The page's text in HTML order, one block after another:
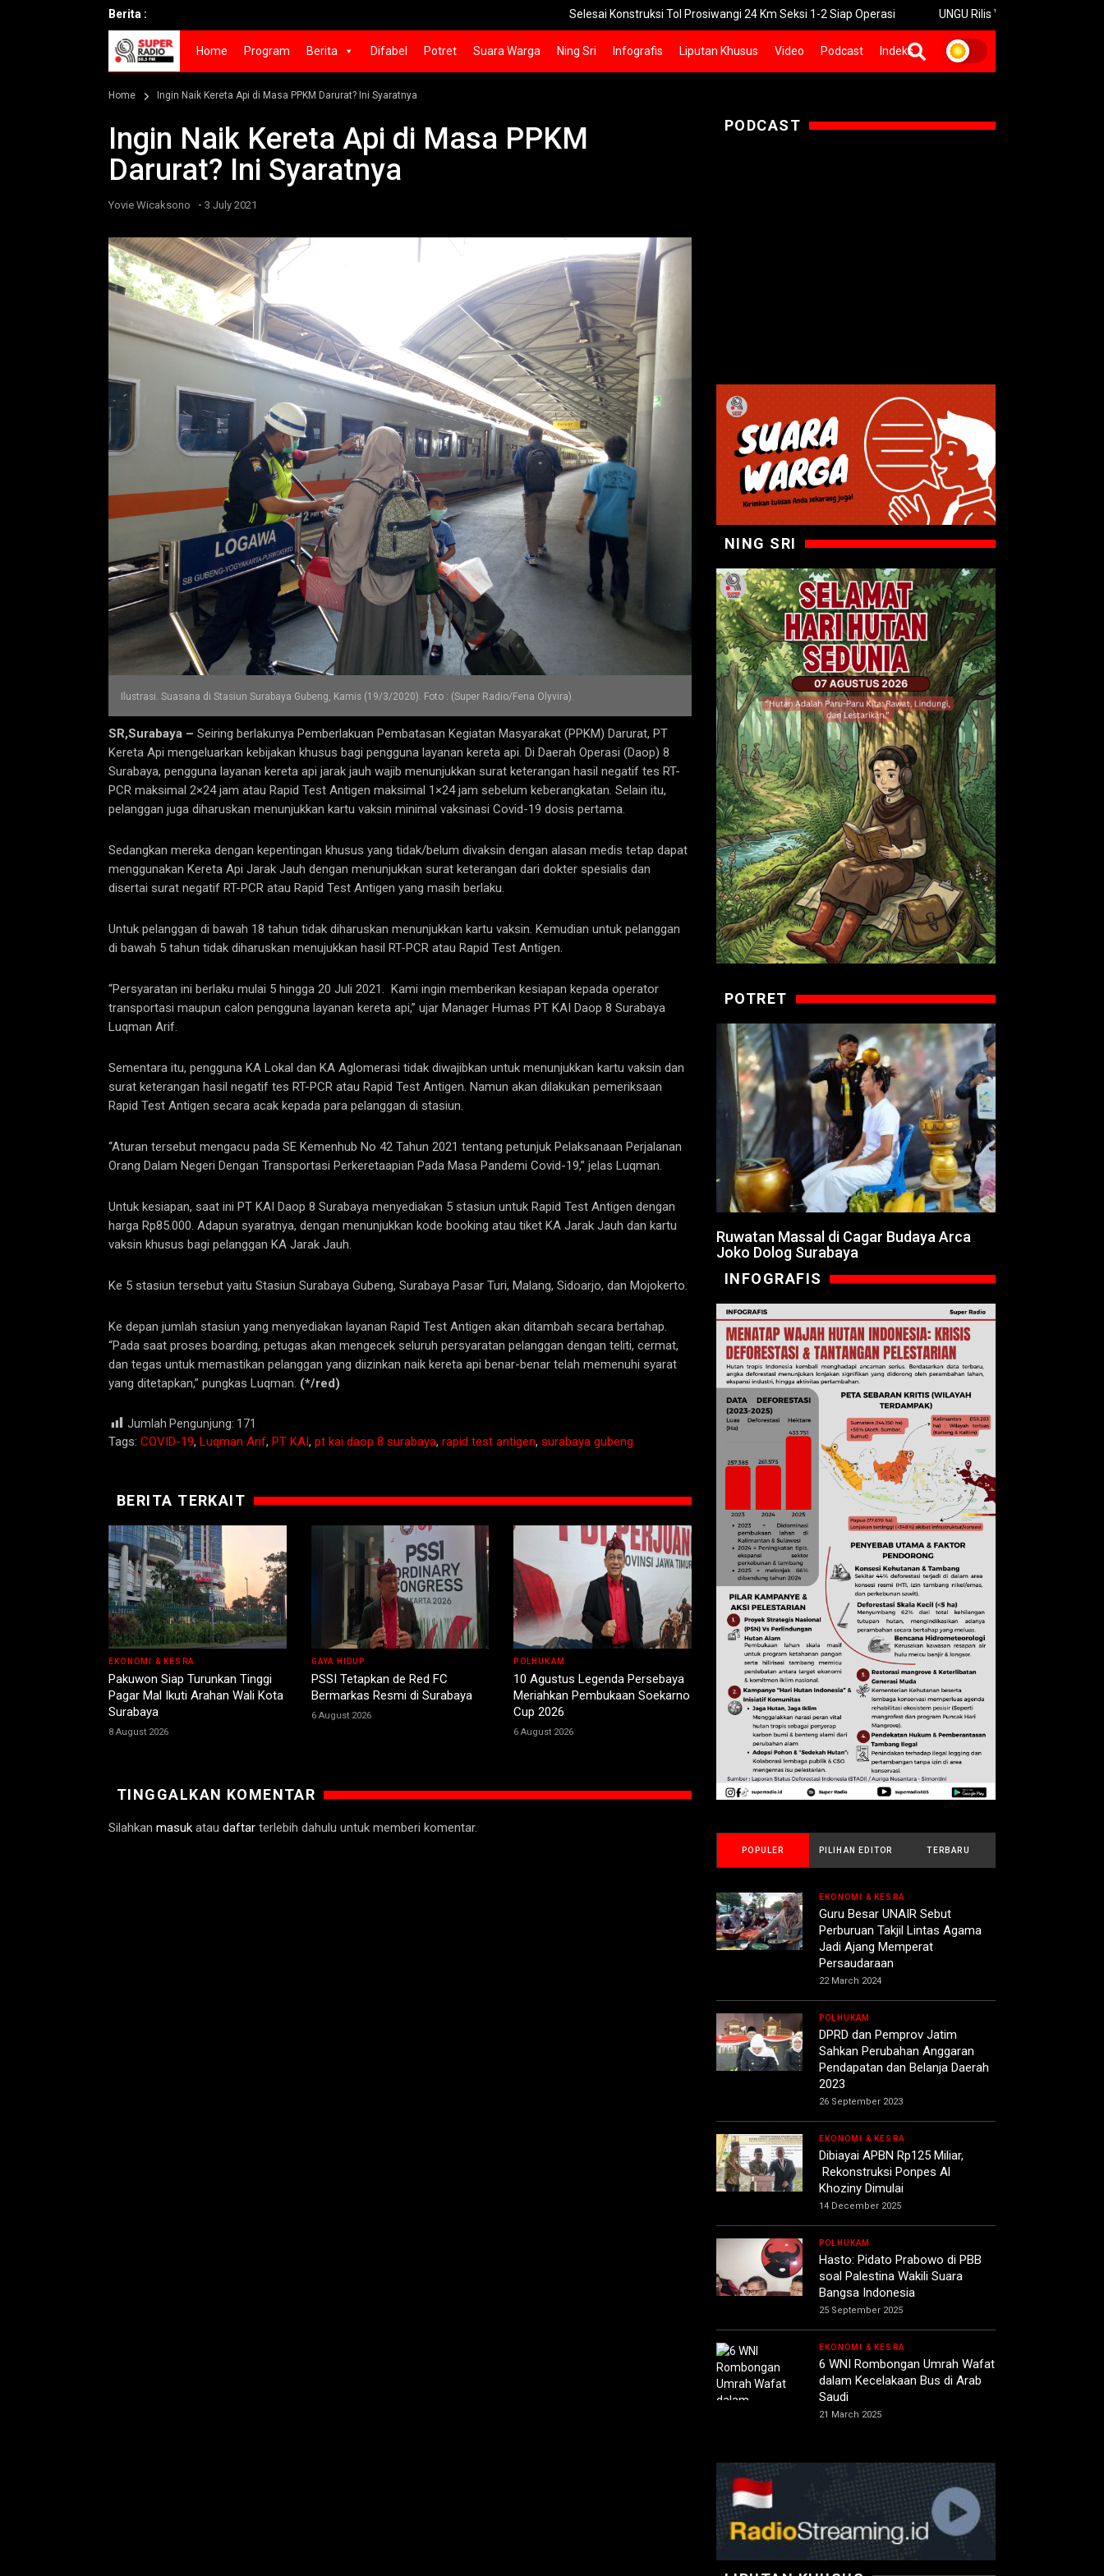
Berita : Selesai Konstruksi Tol Prosiwangi 24 Km Seksi 1-2 Siap Operasi UNGU Rilis Video Musik “Utara-Selatan”
Home Program Berita Difabel Potret Suara Warga Ning Sri Infografis Liputan Khusus Video Podcast Indeks
Home Ingin Naik Kereta Api di Masa PPKM Darurat? Ini Syaratnya
Ingin Naik Kereta Api di Masa PPKM
Darurat? Ini Syaratnya
Yovie Wicaksono - 3 July 2021
Ilustrasi. Suasana di Stasiun Surabaya Gubeng, Kamis (19/3/2020). Foto : (Super Radio/Fena Olyvira).
SR,Surabaya – Seiring berlakunya Pemberlakuan Pembatasan Kegiatan Masyarakat (PPKM) Darurat, PT
Kereta Api mengeluarkan kebijakan khusus bagi pengguna layanan kereta api. Di Daerah Operasi (Daop) 8
Surabaya, pengguna layanan kereta api jarak jauh wajib menunjukkan surat keterangan hasil negatif tes RT-
PCR maksimal 2×24 jam atau Rapid Test Antigen maksimal 1×24 jam sebelum keberangkatan. Selain itu,
pelanggan juga diharuskan menunjukkan kartu vaksin minimal vaksinasi Covid-19 dosis pertama.
Sedangkan mereka dengan kepentingan khusus yang tidak/belum divaksin dengan alasan medis tetap dapat
menggunakan Kereta Api Jarak Jauh dengan menunjukkan surat keterangan dari dokter spesialis dan
disertai surat negatif RT-PCR atau Rapid Test Antigen yang masih berlaku.
Untuk pelanggan di bawah 18 tahun tidak diharuskan menunjukkan kartu vaksin. Kemudian untuk pelanggan
di bawah 5 tahun tidak diharuskan menujukkan hasil RT-PCR atau Rapid Test Antigen.
“Persyaratan ini berlaku mulai 5 hingga 20 Juli 2021. Kami ingin memberikan kesiapan kepada operator
transportasi maupun calon pengguna layanan kereta api,” ujar Manager Humas PT KAI Daop 8 Surabaya
Luqman Arif.
Sementara itu, pengguna KA Lokal dan KA Aglomerasi tidak diwajibkan untuk menunjukkan kartu vaksin dan
surat keterangan hasil negatif tes RT-PCR atau Rapid Test Antigen. Namun akan dilakukan pemeriksaan
Rapid Test Antigen secara acak kepada para pelanggan di stasiun.
“Aturan tersebut mengacu pada SE Kemenhub No 42 Tahun 2021 tentang petunjuk Pelaksanaan Perjalanan
Orang Dalam Negeri Dengan Transportasi Perkeretaapian Pada Masa Pandemi Covid-19,” jelas Luqman.
Untuk kesiapan, saat ini PT KAI Daop 8 Surabaya menyediakan 5 stasiun untuk Rapid Test Antigen dengan
harga Rp85.000. Adapun syaratnya, dengan menunjukkan kode booking atau tiket KA Jarak Jauh dan kartu
vaksin khusus bagi pelanggan KA Jarak Jauh.
Ke 5 stasiun tersebut yaitu Stasiun Surabaya Gubeng, Surabaya Pasar Turi, Malang, Sidoarjo, dan Mojokerto.
Ke depan jumlah stasiun yang menyediakan layanan Rapid Test Antigen akan ditambah secara bertahap.
“Pada saat proses boarding, petugas akan mengecek seluruh persyaratan pelanggan dengan teliti, cermat,
dan tegas untuk memastikan pelanggan yang diizinkan naik kereta api benar-benar telah memenuhi syarat
yang ditetapkan,” pungkas Luqman. (*/red)
Jumlah Pengunjung: 171
Tags: COVID-19, Luqman Arif, PT KAI, pt kai daop 8 surabaya, rapid test antigen, surabaya gubeng
BERITA TERKAIT
EKONOMI & KESRA
Pakuwon Siap Turunkan Tinggi
Pagar Mal Ikuti Arahan Wali Kota
Surabaya
8 August 2026
GAYA HIDUP
PSSI Tetapkan de Red FC
Bermarkas Resmi di Surabaya
6 August 2026
POLHUKAM
10 Agustus Legenda Persebaya
Meriahkan Pembukaan Soekarno
Cup 2026
6 August 2026
TINGGALKAN KOMENTAR
Silahkan masuk atau daftar terlebih dahulu untuk memberi komentar.
PODCAST
NING SRI
POTRET
Ruwatan Massal di Cagar Budaya Arca
Joko Dolog Surabaya
INFOGRAFIS
POPULER PILIHAN EDITOR TERBARU
EKONOMI & KESRA
Guru Besar UNAIR Sebut
Perburuan Takjil Lintas Agama
Jadi Ajang Memperat
Persaudaraan
22 March 2024
POLHUKAM
DPRD dan Pemprov Jatim
Sahkan Perubahan Anggaran
Pendapatan dan Belanja Daerah
2023
26 September 2023
EKONOMI & KESRA
Dibiayai APBN Rp125 Miliar,
Rekonstruksi Ponpes Al
Khoziny Dimulai
14 December 2025
POLHUKAM
Hasto: Pidato Prabowo di PBB
soal Palestina Wakili Suara
Bangsa Indonesia
25 September 2025
EKONOMI & KESRA
6 WNI Rombongan Umrah Wafat
dalam Kecelakaan Bus di Arab
Saudi
21 March 2025